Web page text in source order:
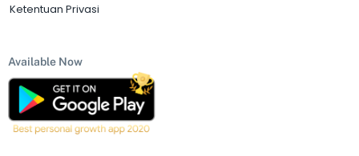
Ketentuan Privasi
Available Now